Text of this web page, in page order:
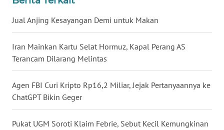
Jual Anjing Kesayangan Demi untuk Makan
Iran Mainkan Kartu Selat Hormuz, Kapal Perang AS
Terancam Dilarang Melintas
Agen FBI Curi Kripto Rp16,2 Miliar, Jejak Pertanyaannya ke
ChatGPT Bikin Geger
Pukat UGM Soroti Klaim Febrie, Sebut Kecil Kemungkinan
WN
WN
WN
DAIRI